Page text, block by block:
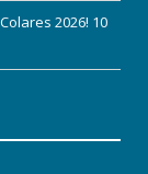
2026! 10